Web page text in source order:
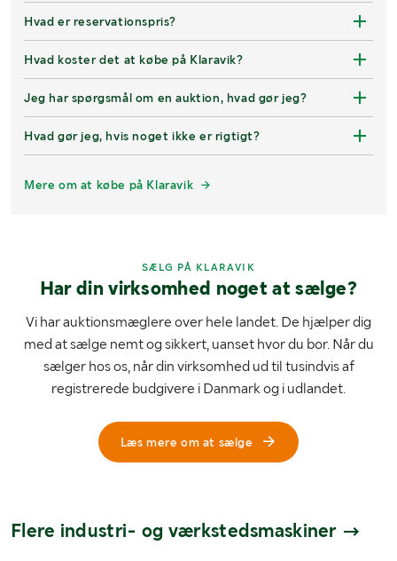
Hvad er reservationspris?
Hvad koster det at købe på Klaravik?
Jeg har spørgsmål om en auktion, hvad gør jeg?
Hvad gør jeg, hvis noget ikke er rigtigt?
Mere om at købe på Klaravik
SÆLG PÅ KLARAVIK
Har din virksomhed noget at sælge?
Vi har auktionsmæglere over hele landet. De hjælper dig
med at sælge nemt og sikkert, uanset hvor du bor. Når du
sælger hos os, når din virksomhed ud til tusindvis af
registrerede budgivere i Danmark og i udlandet.
Læs mere om at sælge
Flere industri- og værkstedsmaskiner